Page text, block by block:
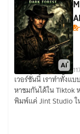
MEKHA
NOIR
:
117
เวอร์ชั่นนี้ เราทำทั้งแ
หาชมกันได้ใน Tiktok หรือ YouTube Shorts, Facebook Reels
พิมพ์แค่ Jint Studio ใ